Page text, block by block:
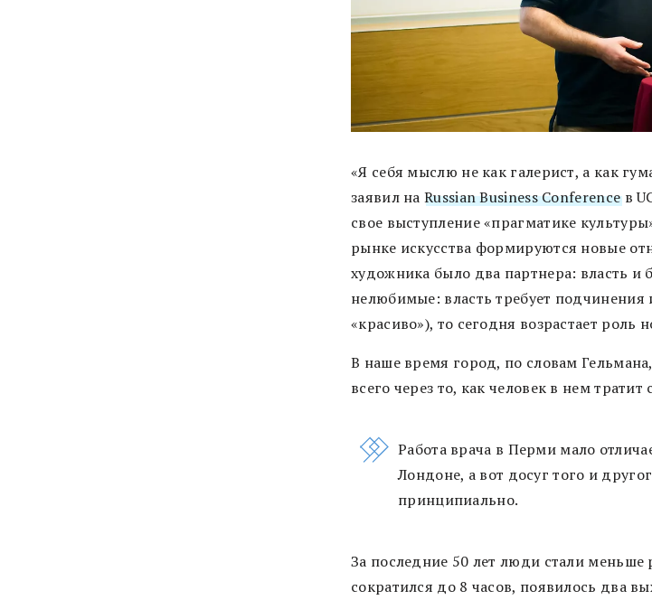
«Я себя мыслю не как галерист, а как
заявил наRussian Business Conferenceв
свое выступление «прагматике
рынке искусства формируются новые
художника было два партнера: власть и
нелюбимые: власть требует подчинения
«красиво»), то сегодня возрастает роль
В наше время город, по словам
всего через то, как человек в нем
Работа врача в Перми мало
Лондоне, а вот досуг того и
принципиально.
За последние 50 лет люди стали меньше
сократился до 8 часов, появилось два